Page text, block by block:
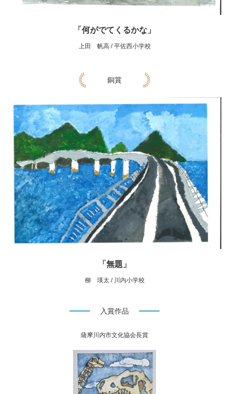
「何がでてくるかな」
上田 帆高 / 平佐西小学校
銅賞
「無題」
柳 瑛太 / 川内小学校
入賞作品
薩摩川内市文化協会長賞